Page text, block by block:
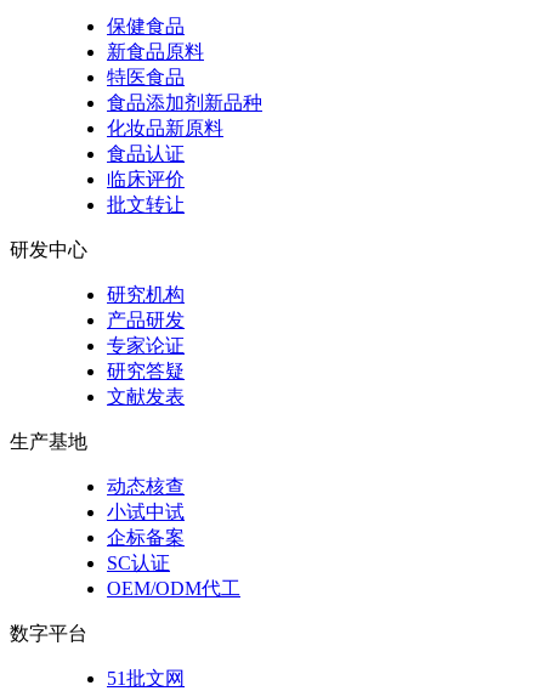
保健食品
新食品原料
特医食品
食品添加剂新品种
化妆品新原料
食品认证
临床评价
批文转让
研发中心
研究机构
产品研发
专家论证
研究答疑
文献发表
生产基地
动态核查
小试中试
企标备案
SC认证
OEM/ODM代工
数字平台
51批文网